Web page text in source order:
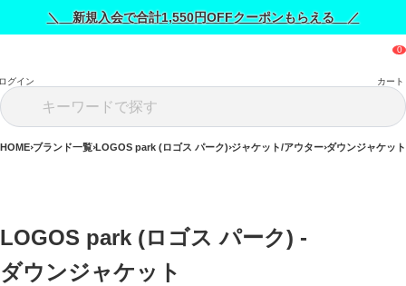
＼ 新規入会で合計1,550円OFFクーポンもらえる ／
グイン カート
HOME ブランド一覧 LOGOS park (ロゴス パーク) ジャケット/アウター ダウンジャケット
LOGOS park (ロゴス パーク) -
ダウンジャケット